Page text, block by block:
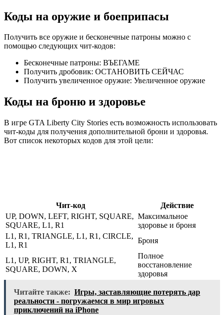
Коды на оружие и боеприпасы
Получить все оружие и бесконечные патроны можно с
помощью следующих чит-кодов:
Бесконечные патроны: ВЪЕГАМЕ
Получить дробовик: ОСТАНОВИТЬ СЕЙЧАС
Получить увеличенное оружие: Увеличенное оружие
Коды на броню и здоровье
В игре GTA Liberty City Stories есть возможность использовать
чит-коды для получения дополнительной брони и здоровья.
Вот список некоторых кодов для этой цели:
Чит-код
Действие
UP, DOWN, LEFT, RIGHT, SQUARE,
SQUARE, L1, R1
Максимальное
здоровье и броня
L1, R1, TRIANGLE, L1, R1, CIRCLE,
L1, R1
Броня
L1, UP, RIGHT, R1, TRIANGLE,
SQUARE, DOWN, X
Полное
восстановление
здоровья
Читайте также: Игры, заставляющие потерять дар
реальности - погружаемся в мир игровых
приключений на iPhone